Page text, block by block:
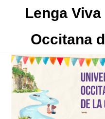
Lenga
Occitana